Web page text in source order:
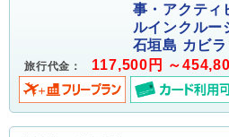
事・アクティ
ルインクルー
石垣島 カビラ
旅行代金： 117,500円 ～